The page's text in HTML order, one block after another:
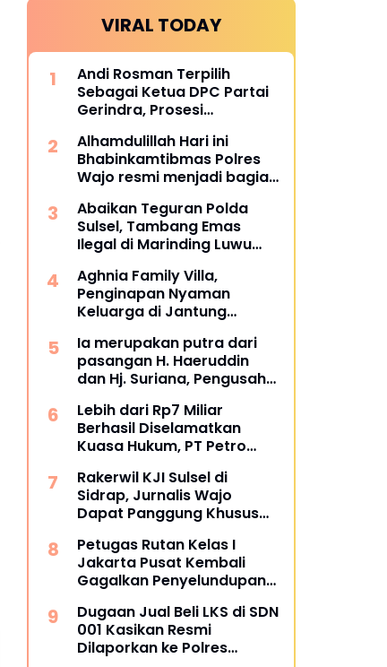
VIRAL TODAY
Andi Rosman Terpilih
Sebagai Ketua DPC Partai
Gerindra, Prosesi
Langsung Sufmi Dasco
Ahmad.
Alhamdulillah Hari ini
Bhabinkamtibmas Polres
Wajo resmi menjadi bagian
Lingkungan)
Abaikan Teguran Polda
Sulsel, Tambang Emas
Ilegal di Marinding Luwu
Hari Tiga Pelaku Terkesan
Kebah Hukum
Aghnia Family Villa,
Penginapan Nyaman
Keluarga di Jantung
Bulukumba
Ia merupakan putra dari
pasangan H. Haeruddin
dan Hj. Suriana, Pengusaha
Resmi Dilantik Ketua BPC
HIPMI Makassar
Lebih dari Rp7 Miliar
Berhasil Diselamatkan
Kuasa Hukum, PT Petro
atas Dugaan Wanprestasi
Pembayaran Success Fee
Rakerwil KJI Sulsel di
Sidrap, Jurnalis Wajo
Dapat Panggung Khusus
Petugas Rutan Kelas I
Jakarta Pusat Kembali
Gagalkan Penyelundupan
Disembunyikan di Pakaian
Dalam Pengunjung
Dugaan Jual Beli LKS di SDN
001 Kasikan Resmi
Dilaporkan ke Polres